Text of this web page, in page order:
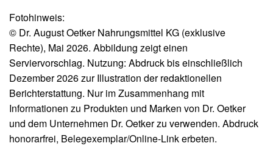
Fotohinweis:
© Dr. August Oetker Nahrungsmittel KG (exklusive
Rechte), Mai 2026. Abbildung zeigt einen
Serviervorschlag. Nutzung: Abdruck bis einschließlich
Dezember 2026 zur Illustration der redaktionellen
Berichterstattung. Nur im Zusammenhang mit
Informationen zu Produkten und Marken von Dr. Oetker
und dem Unternehmen Dr. Oetker zu verwenden. Abdruck
honorarfrei, Belegexemplar/Online-Link erbeten.